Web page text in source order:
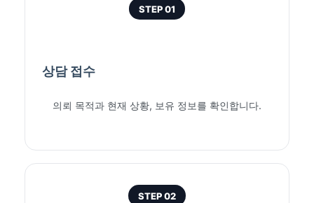
STEP 01
상담 접수
의뢰 목적과 현재 상황, 보유 정보를 확인합니다.
STEP 02